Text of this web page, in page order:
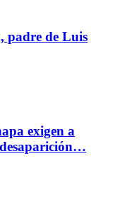
padre de Luis
exigen a
desaparición…